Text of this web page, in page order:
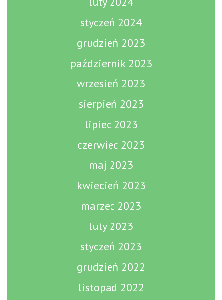
styczeń 2024
grudzień 2023
październik 2023
wrzesień 2023
sierpień 2023
lipiec 2023
czerwiec 2023
maj 2023
kwiecień 2023
marzec 2023
luty 2023
styczeń 2023
grudzień 2022
listopad 2022